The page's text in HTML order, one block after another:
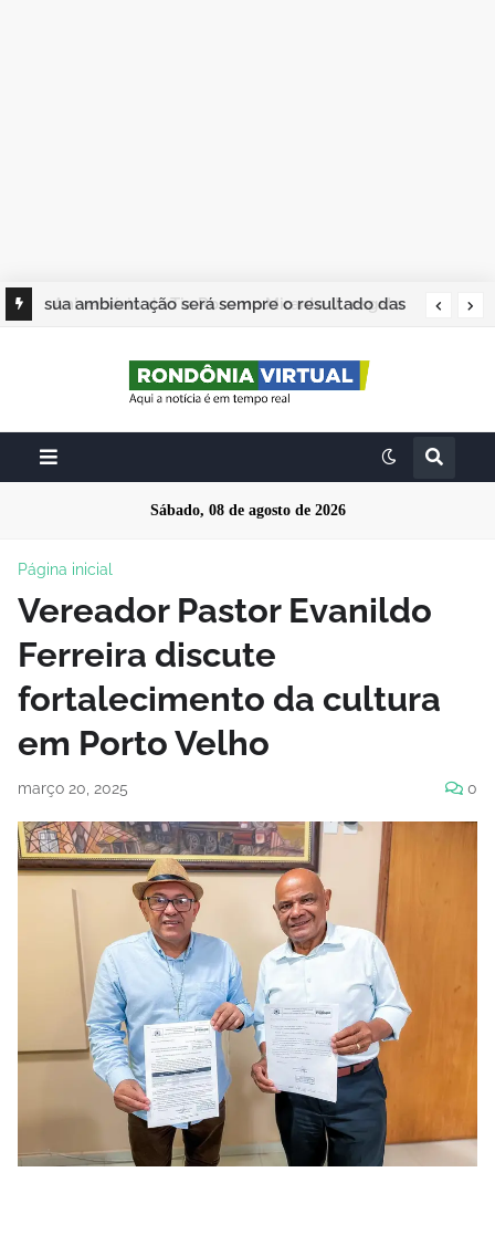
sua ambientação será sempre o resultado das
Sábado, 08 de agosto de 2026
Página inicial
Vereador Pastor Evanildo
Ferreira discute
fortalecimento da cultura
em Porto Velho
março 20, 2025 0